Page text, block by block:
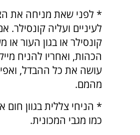
* לפני שאת מניחה את
לעיניים ועליה
קונסילר או בגון העור
הכהות, ואחריו להניח
עושה את כל ההבדל,
מהמם.
* הניחי צללית בגוון
כמו מגבי המכונית.